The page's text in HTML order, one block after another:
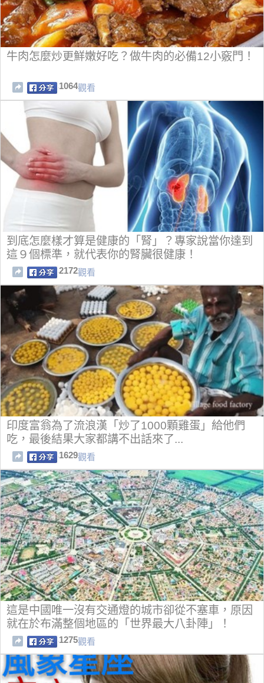
牛肉怎麼炒更鮮嫩好吃？做牛肉的必備12小竅門！
1064觀看
到底怎麼樣才算是健康的「腎」？專家說當你達到
這９個標準，就代表你的腎臟很健康！
2172觀看
印度富翁為了流浪漢「炒了1000顆雞蛋」給他們
吃，最後結果大家都講不出話來了...
1629觀看
這是中國唯一沒有交通燈的城市卻從不塞車，原因
就在於布滿整個地區的「世界最大八卦陣」！
1275觀看